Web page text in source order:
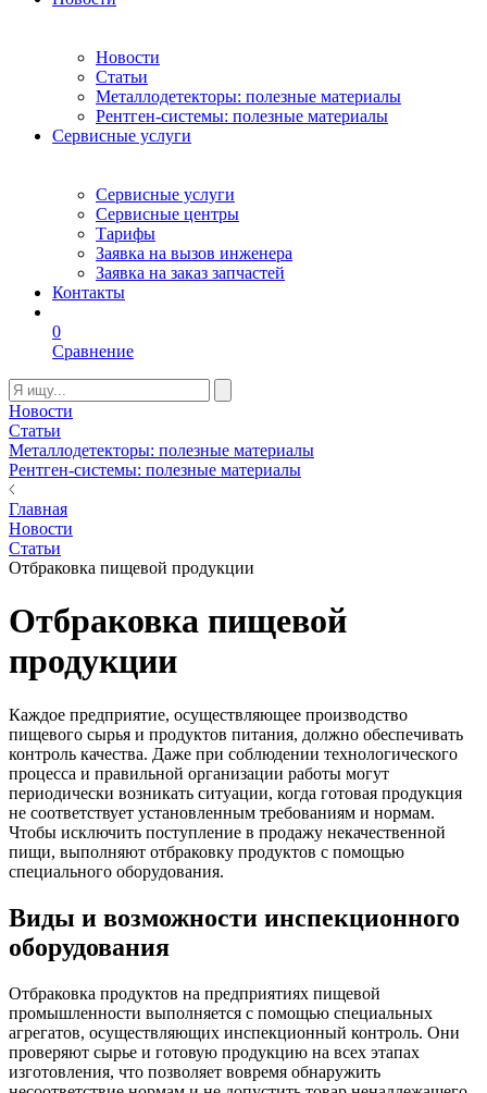
Новости
Статьи
Металлодетекторы: полезные материалы
Рентген-системы: полезные материалы
Сервисные услуги
Сервисные услуги
Сервисные центры
Тарифы
Заявка на вызов инженера
Заявка на заказ запчастей
Контакты
0
Сравнение
Новости
Статьи
Металлодетекторы: полезные материалы
Рентген-системы: полезные материалы
Главная
Новости
Статьи
Отбраковка пищевой продукции
Отбраковка пищевой
продукции
Каждое предприятие, осуществляющее производство
пищевого сырья и продуктов питания, должно обеспечивать
контроль качества. Даже при соблюдении технологического
процесса и правильной организации работы могут
периодически возникать ситуации, когда готовая продукция
не соответствует установленным требованиям и нормам.
Чтобы исключить поступление в продажу некачественной
пищи, выполняют отбраковку продуктов с помощью
специального оборудования.
Виды и возможности инспекционного
оборудования
Отбраковка продуктов на предприятиях пищевой
промышленности выполняется с помощью специальных
агрегатов, осуществляющих инспекционный контроль. Они
проверяют сырье и готовую продукцию на всех этапах
изготовления, что позволяет вовремя обнаружить